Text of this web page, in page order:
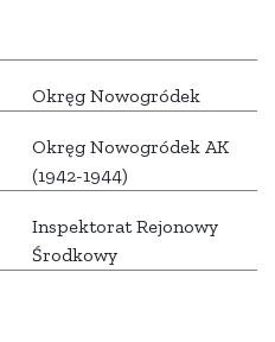
Okręg Nowogródek
Okręg Nowogródek AK
(1942-1944)
Inspektorat Rejonowy
Środkowy